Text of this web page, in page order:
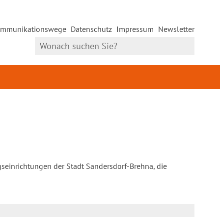
Datenschutz Impressum Newsletter
der Stadt Sandersdorf-Brehna, die